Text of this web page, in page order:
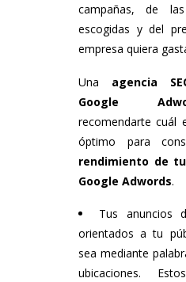
campañas, de
escogidas y del
empresa quiera
Una agencia
Google
recomendarte cuál
óptimo para
rendimiento de
Google Adwords.
Tus anuncios
orientados a tu
sea mediante
ubicaciones.